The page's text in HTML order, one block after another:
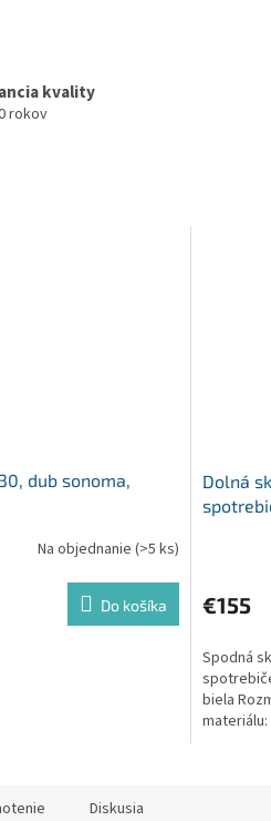
kvality
rokov
dub sonoma,
Na objednanie (>5 ks)
Do košíka
Dolná
€155
Spodná
biela
Diskusia